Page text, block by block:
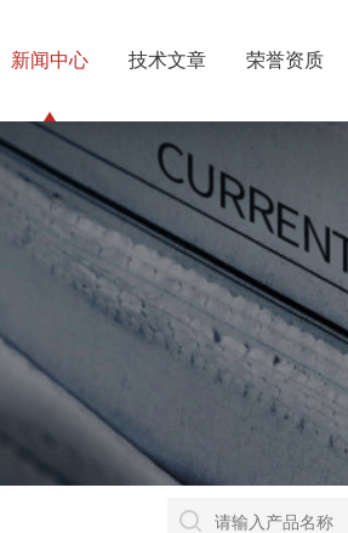
新闻中心 技术文章 荣誉资质